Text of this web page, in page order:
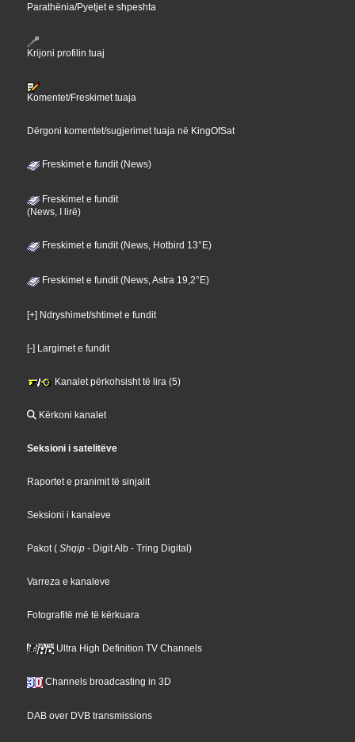
Parathënia/Pyetjet e shpeshta
Krijoni profilin tuaj
Komentet/Freskimet tuaja
Dërgoni komentet/sugjerimet tuaja në KingOfSat
Freskimet e fundit (News)
Freskimet e fundit
(News, I lirë)
Freskimet e fundit (News, Hotbird 13°E)
Freskimet e fundit (News, Astra 19,2°E)
[+] Ndryshimet/shtimet e fundit
[-] Largimet e fundit
Kanalet përkohsisht të lira (5)
Kërkoni kanalet
Seksioni i satelitëve
Raportet e pranimit të sinjalit
Seksioni i kanaleve
Pakot ( Shqip - Digit Alb - Tring Digital)
Varreza e kanaleve
Fotografitë më të kërkuara
Ultra High Definition TV Channels
Channels broadcasting in 3D
DAB over DVB transmissions